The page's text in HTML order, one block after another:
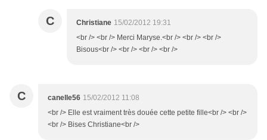
C Christiane 15/02/2012 19:31
<br /> <br /> Merci Maryse.<br /> <br /> <br />
Bisous<br /> <br /> <br /> <br />
C canelle56 15/02/2012 11:08
<br /> Elle est vraiment très douée cette petite fille<br /> <br />
<br /> Bises Christiane<br />